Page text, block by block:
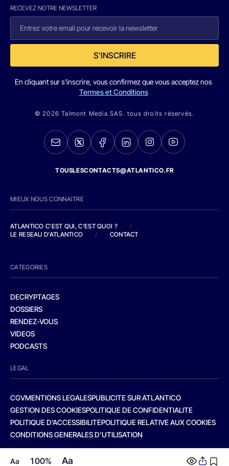
Aa 100% Aa
RECEVEZ NOTRE NEWSLETTER
S'INSCRIRE
En cliquant sur s'inscrire, vous confirmez que vous acceptez nos
Termes et Conditions
© 2026 Talmont Media SAS. tous droits réservés.
TOUSLESCONTACTS@ATLANTICO.FR
MIEUX NOUS CONNAITRE
ATLANTICO C'EST QUI, C'EST QUOI ?
/
LE RESEAU D'ATLANTICO
/ CONTACT
CATEGORIES
DECRYPTAGES
DOSSIERS
RENDEZ-VOUS
VIDEOS
PODCASTS
LEGAL
CGVMENTIONS LEGALESPUBLICITE SUR ATLANTICO
GESTION DES COOKIESPOLITIQUE DE CONFIDENTIALITE
POLITIQUE D’ACCESSIBILITEPOLITIQUE RELATIVE AUX COOKIES
CONDITIONS GENERALES D’UTILISATION